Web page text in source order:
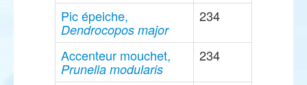
Pic épeiche,
Dendrocopos major
234
Accenteur mouchet,
Prunella modularis
234